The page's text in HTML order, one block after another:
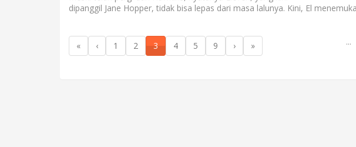
dipanggil Jane Hopper, tidak bisa lepas dari masa lalunya. Kini, El
« ‹ 1 2 3 4 5 ...
9 › »